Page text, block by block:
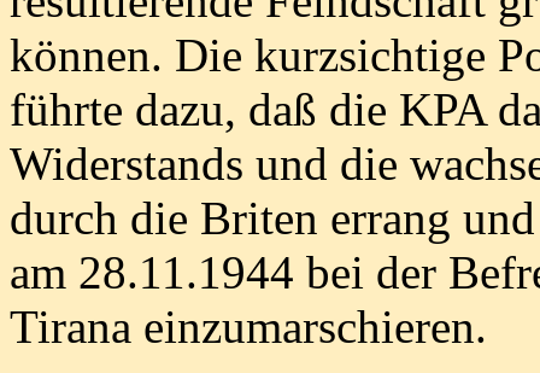
können. Die kurzsichtige
führte dazu, daß die KPA
Widerstands und die
durch die Briten errang
am 28.11.1944 bei der
Tirana einzumarschieren.